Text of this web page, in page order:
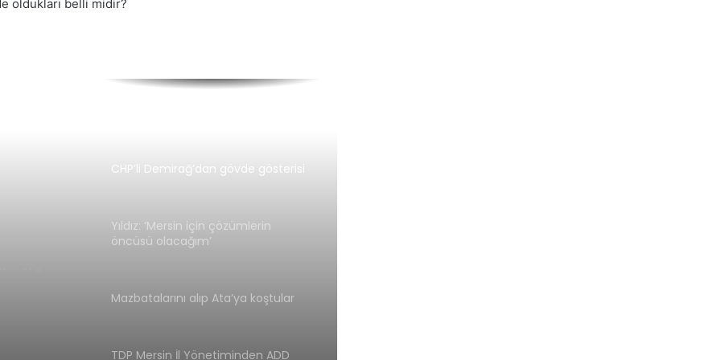
oldukları belli midir?
TDP Mersin İl Yönetiminden ADD
Kemal Kılıçdaroğlu Yörük
öncüsü olacağım’